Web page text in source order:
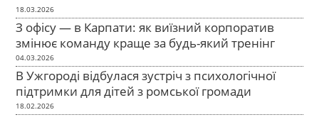
18.03.2026
З офісу — в Карпати: як виїзний корпоратив
змінює команду краще за будь-який тренінг
04.03.2026
В Ужгороді відбулася зустріч з психологічної
підтримки для дітей з ромської громади
18.02.2026